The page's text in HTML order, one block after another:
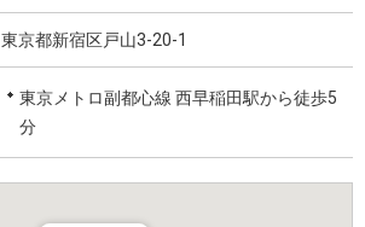
東京都新宿区戸山3-20-1
東京メトロ副都心線 西早稲田駅から徒歩5
分